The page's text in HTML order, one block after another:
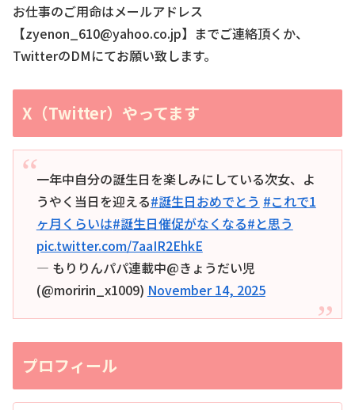
お仕事のご用命はメールアドレス
【zyenon_610@yahoo.co.jp】までご連絡頂くか、
TwitterのDMにてお願い致します。
X（Twitter）やってます
一年中自分の誕生日を楽しみにしている次女、よ
うやく当日を迎える#誕生日おめでとう #これで1
ヶ月くらいは#誕生日催促がなくなる#と思う
pic.twitter.com/7aaIR2EhkE
— もりりんパパ連載中@きょうだい児
(@moririn_x1009) November 14, 2025
プロフィール